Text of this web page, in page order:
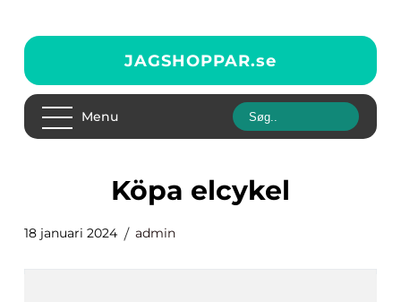
JAGSHOPPAR.se
Menu
köpa elcykel
18 januari 2024 admin